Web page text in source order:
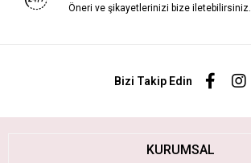
Öneri ve şikayetlerinizi bize iletebilirsiniz.
Bizi Takip Edin
KURUMSAL